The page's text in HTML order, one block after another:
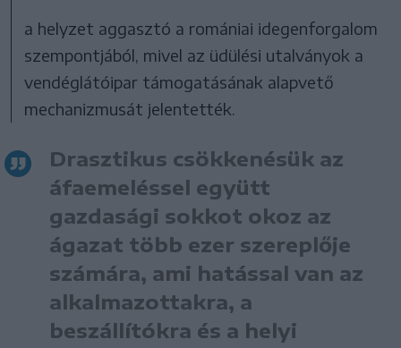
a helyzet aggasztó a romániai idegenforgalom
szempontjából, mivel az üdülési utalványok a
vendéglátóipar támogatásának alapvető
mechanizmusát jelentették.
Drasztikus csökkenésük az
áfaemeléssel együtt
gazdasági sokkot okoz az
ágazat több ezer szereplője
számára, ami hatással van az
alkalmazottakra, a
beszállítókra és a helyi